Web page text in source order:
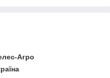
Агро